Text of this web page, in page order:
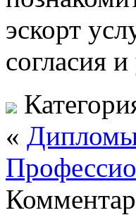
эскорт
согласия
« Дипломы